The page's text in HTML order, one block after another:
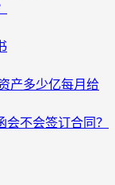
产多少亿每月给
不会签订合同？